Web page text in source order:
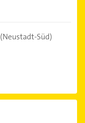
(Neustadt-Süd)